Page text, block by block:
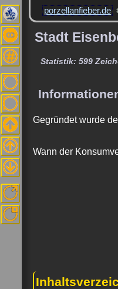
porzellanfieber.de
Stadt
Statistik: 599
Gegründet wurde
Wann der